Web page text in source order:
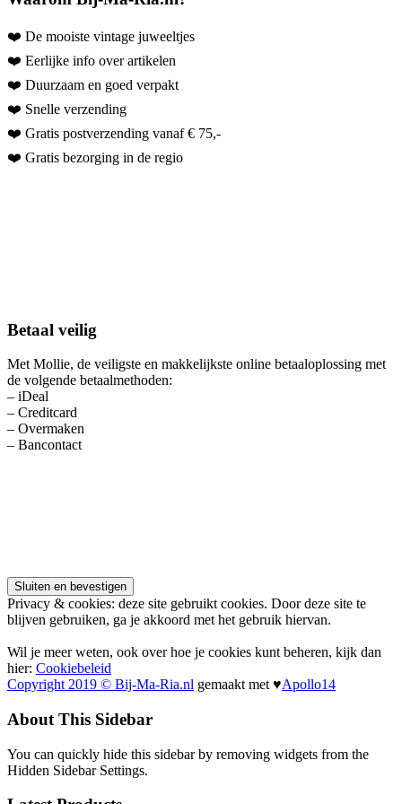
❤️ De mooiste vintage juweeltjes
❤️ Eerlijke info over artikelen
❤️ Duurzaam en goed verpakt
❤️ Snelle verzending
❤️ Gratis postverzending vanaf € 75,-
❤️ Gratis bezorging in de regio
Betaal veilig
Met Mollie, de veiligste en makkelijkste online betaaloplossing met
de volgende betaalmethoden:
– iDeal
– Creditcard
– Overmaken
– Bancontact
Privacy & cookies: deze site gebruikt cookies. Door deze site te
blijven gebruiken, ga je akkoord met het gebruik hiervan.
Wil je meer weten, ook over hoe je cookies kunt beheren, kijk dan
hier: Cookiebeleid
Copyright 2019 © Bij-Ma-Ria.nl gemaakt met ♥Apollo14
About This Sidebar
You can quickly hide this sidebar by removing widgets from the
Hidden Sidebar Settings.